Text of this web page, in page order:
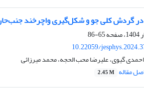
گردش کلی جو و شکل‌گیری واچرخند
65-86
10.22059/
گیوی، علیرضا محب الحجه، محمد میرزائی
مقاله 2.45 M